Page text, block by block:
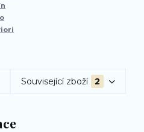
Související zboží 2